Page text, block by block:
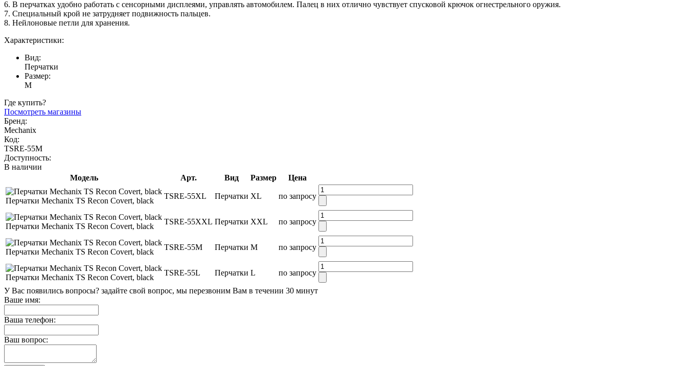
6. В перчатках удобно работать с сенсорными дисплеями, управлять автомобилем. Палец в них отлично чувствует спусковой крючок огнестрельного оружия.
7. Специальный крой не затрудняет подвижность пальцев.
8. Нейлоновые петли для хранения.
Характеристики:
Вид:
Перчатки
Размер:
M
Где купить?
Посмотреть магазины
Бренд:
Mechanix
Код:
TSRE-55M
Доступность:
В наличии
Модель
Арт. Вид Размер Цена
Перчатки Mechanix TS Recon Covert, black
TSRE-55XL Перчатки XL по запросу
Перчатки Mechanix TS Recon Covert, black
TSRE-55XXL Перчатки XXL по запросу
Перчатки Mechanix TS Recon Covert, black
TSRE-55M Перчатки M по запросу
Перчатки Mechanix TS Recon Covert, black
TSRE-55L Перчатки L по запросу
У Вас появились вопросы? задайте свой вопрос, мы перезвоним Вам в течении 30 минут
Ваше имя:
Ваша телефон:
Ваш вопрос: